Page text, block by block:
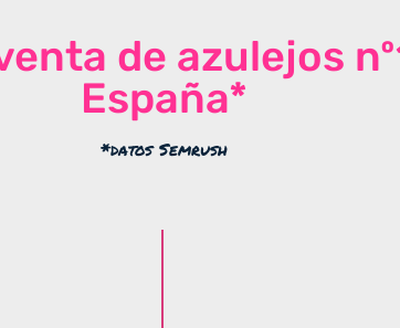
de azulejos
España*
*datos Semrush